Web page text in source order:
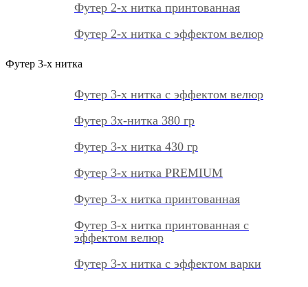
Футер 2-х нитка принтованная
Футер 2-х нитка с эффектом велюр
Футер 3-х нитка
Футер 3-х нитка с эффектом велюр
Футер 3х-нитка 380 гр
Футер 3-х нитка 430 гр
Футер 3-х нитка PREMIUM
Футер 3-х нитка принтованная
Футер 3-х нитка принтованная с
эффектом велюр
Футер 3-х нитка с эффектом варки